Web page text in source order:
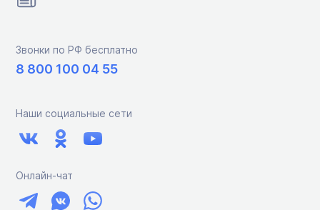
Звонки по РФ бесплатно
8 800 100 04 55
Наши социальные сети
Онлайн-чат